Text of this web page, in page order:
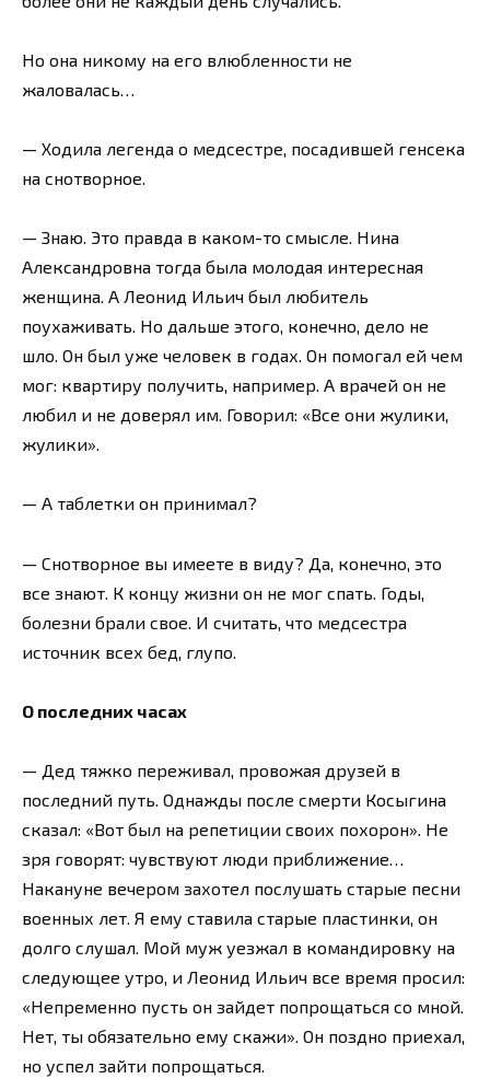
Но она никому на его влюбленности не
жаловалась…
— Ходила легенда о медсестре, посадившей генсека
на снотворное.
— Знаю. Это правда в каком-то смысле. Нина
Александровна тогда была молодая интересная
женщина. А Леонид Ильич был любитель
поухаживать. Но дальше этого, конечно, дело не
шло. Он был уже человек в годах. Он помогал ей чем
мог: квартиру получить, например. А врачей он не
любил и не доверял им. Говорил: «Все они жулики,
жулики».
— А таблетки он принимал?
— Снотворное вы имеете в виду? Да, конечно, это
все знают. К концу жизни он не мог спать. Годы,
болезни брали свое. И считать, что медсестра
источник всех бед, глупо.
О последних часах
— Дед тяжко переживал, провожая друзей в
последний путь. Однажды после смерти Косыгина
сказал: «Вот был на репетиции своих похорон». Не
зря говорят: чувствуют люди приближение…
Накануне вечером захотел послушать старые песни
военных лет. Я ему ставила старые пластинки, он
долго слушал. Мой муж уезжал в командировку на
следующее утро, и Леонид Ильич все время просил:
«Непременно пусть он зайдет попрощаться со мной.
Нет, ты обязательно ему скажи». Он поздно приехал,
но успел зайти попрощаться.